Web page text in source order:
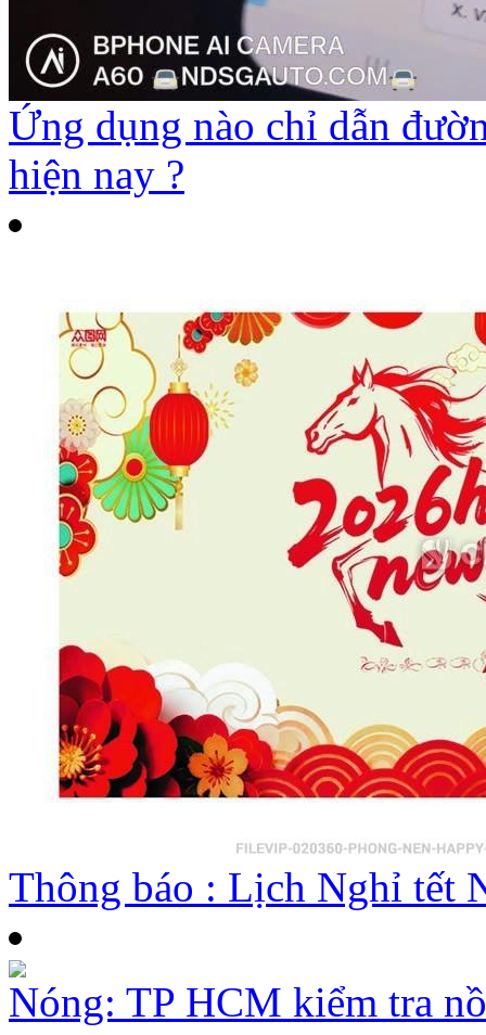
Ứng dụng nào chỉ dẫn
hiện nay ?
Thông báo : Lịch Nghỉ tết
Nóng: TP HCM kiểm tra